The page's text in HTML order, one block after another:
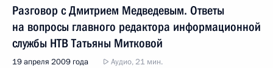
Разговор с Дмитрием Медведевым. Ответы
на вопросы главного редактора информационной
службы НТВ Татьяны Митковой
19 апреля 2009 года Аудио, 21 мин.